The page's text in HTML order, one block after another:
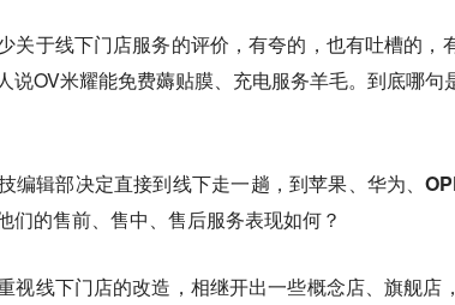
关于线下门店服务的评价，有夸的，也有吐槽的，
说OV米耀能免费薅贴膜、充电服务羊毛。到底哪句
编辑部决定直接到线下走一趟， 到苹果、华为、
们的售前、售中、售后服务表现如何？
视线下门店的改造，相继开出一些概念店、旗舰店